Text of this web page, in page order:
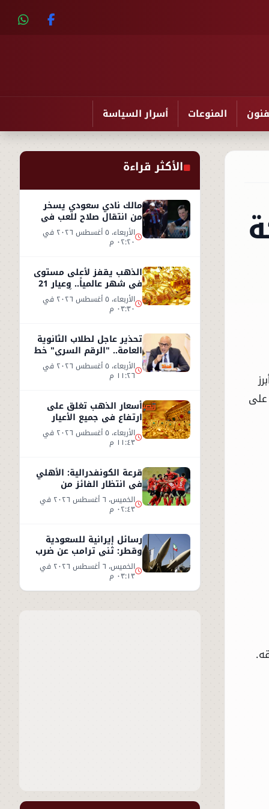
المنوعات أسرار السياسة
على
الأكثر قراءة
مالك نادي سعودي يسخر
من انتقال صلاح للعب في
تركيا ورفضه روشن الأربعاء، ٥ أغسطس ٢٠٢٦ في
٠٢:٢٠ م
الذهب يقفز لأعلى مستوى
في شهر عالمياً.. وعيار 21
يسجل 5930 جنيهاً الأربعاء، ٥ أغسطس ٢٠٢٦ في
٠٣:٣٠ م
تحذير عاجل لطلاب الثانوية
العامة.. "الرقم السري" خط
أحمر الأربعاء، ٥ أغسطس ٢٠٢٦ في
١١:٢٦ م
أسعار الذهب تغلق على
ارتفاع في جميع الأعيار
الأربعاء، ٥ أغسطس ٢٠٢٦ في
١١:٤٣ م
قرعة الكونفدرالية: الأهلي
في انتظار الفائز من
مقديشو سيتي وكيتاراالخميس، ٦ أغسطس ٢٠٢٦ في
٠٢:٤٣ م
رسائل إيرانية للسعودية
وقطر: ثني ترامب عن ضرب
إيران أو سنرد على الخليج
الخميس، ٦ أغسطس ٢٠٢٦ في
٠٣:١٣ م